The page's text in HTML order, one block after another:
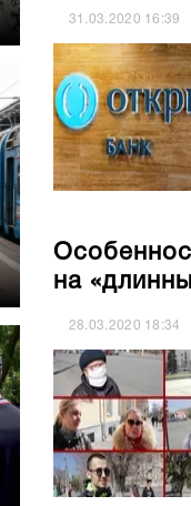
31.03.2020 16:39
на
28.03.2020 18:34